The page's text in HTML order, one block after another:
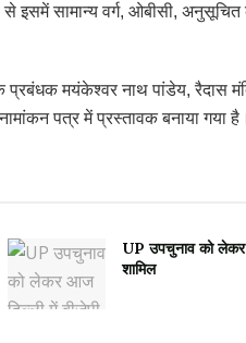
सामान्य वर्ग, ओबीसी, अनुसूचित
मयंकेश्वर नाथ पांडेय, रैदास
पत्र में प्रस्तावक बनाया गया है।
UP उपचुनाव को लेकर
शामिल